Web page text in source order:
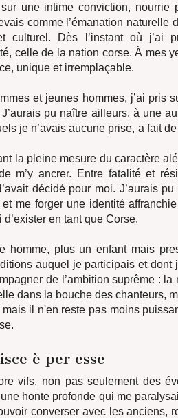
une intime conviction, nourrie
comme l’émanation naturelle
culturel. Dès l’instant où j’ai
celle de la nation corse. À mes
unique et irremplaçable.
et jeunes hommes, j’ai pris
pu naître ailleurs, à une
je n’avais aucune prise, a fait
la pleine mesure du caractère
m’y ancrer. Entre fatalité et
décidé pour moi. J’aurais
me forger une identité
en tant que Corse.
homme, plus un enfant mais
auquel je participais et dont
de l’ambition suprême :
dans la bouche des chanteurs,
il n'en reste pas moins
è per esse
vifs, non pas seulement des
honte profonde qui me
converser avec les anciens,